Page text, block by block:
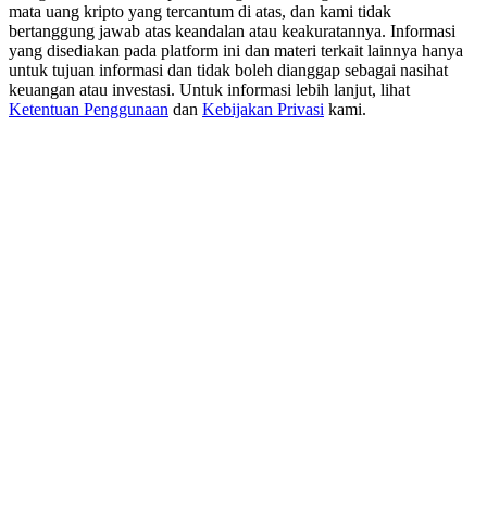
Precious Metals Trading Carnival
Trade Gold & Silver · 33,333 USDT Bonus
mata uang kripto yang tercantum di atas, dan kami tidak
bertanggung jawab atas keandalan atau keakuratannya. Informasi
yang disediakan pada platform ini dan materi terkait lainnya hanya
untuk tujuan informasi dan tidak boleh dianggap sebagai nasihat
keuangan atau investasi. Untuk informasi lebih lanjut, lihat
Ketentuan Penggunaan dan Kebijakan Privasi kami.